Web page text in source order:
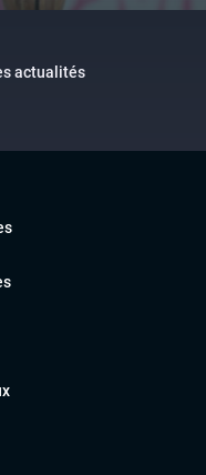
actualités